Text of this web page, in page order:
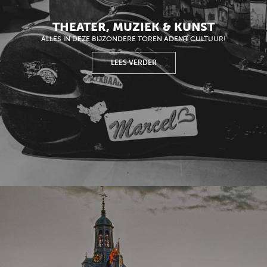
THEATER, MUZIEK & KUNST
ALLES IN DEZE BIJZONDERE TOREN ADEMT CULTUUR!
LEES VERDER